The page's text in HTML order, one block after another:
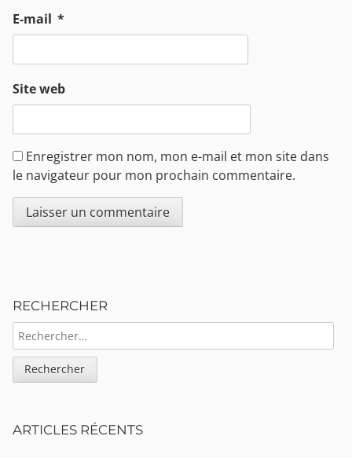
E-mail *
Site web
Enregistrer mon nom, mon e-mail et mon site dans
le navigateur pour mon prochain commentaire.
RECHERCHER
RECHERCHER :
ARTICLES RÉCENTS